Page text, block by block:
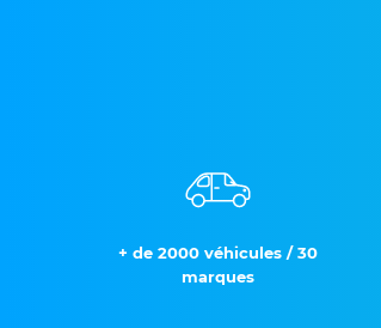
+ de 2000 véhicules / 30
marques